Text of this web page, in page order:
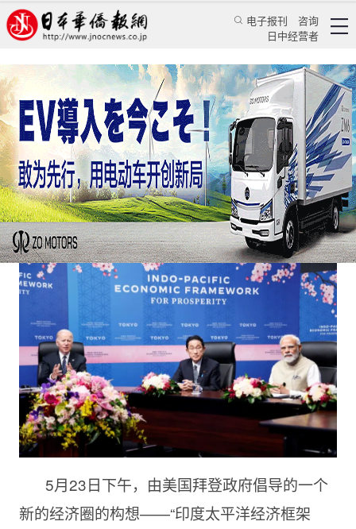
电子报刊
咨询
日中经营者
“印度太平洋经济框架”呈现出空架子倾向
蒋丰 评论 国际视角
日本华侨报 2022/5/26 12:30:11
5月23日下午，由美国拜登政府倡导的一个
新的经济圈的构想——“印度太平洋经济框架